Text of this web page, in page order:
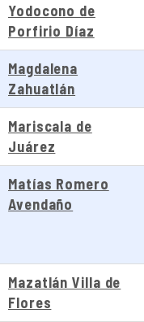
Yodocono de
Porfirio Díaz
Magdalena
Zahuatlán
Mariscala de
Juárez
Matías Romero
Avendaño
Mazatlán Villa de
Flores